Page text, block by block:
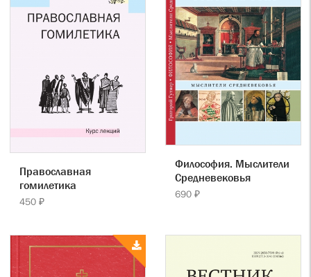
Православная
гомилетика
450 ₽
Философия. Мыслители
Cредневековья
690 ₽